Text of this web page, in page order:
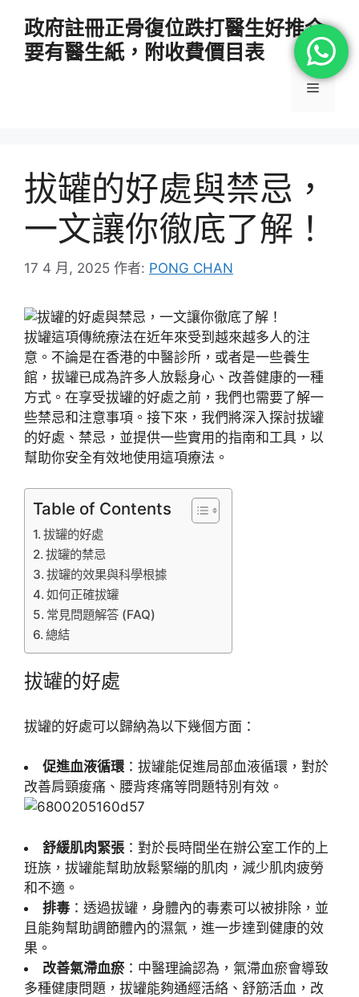
政府註冊正骨復位跌打醫生好推介
要有醫生紙，附收費價目表
選
拔罐的好處與禁忌，
一文讓你徹底了解！
17 4 月, 2025 作者: PONG CHAN
拔罐這項傳統療法在近年來受到越來越多人的注
意。不論是在香港的中醫診所，或者是一些養生
館，拔罐已成為許多人放鬆身心、改善健康的一種
方式。在享受拔罐的好處之前，我們也需要了解一
些禁忌和注意事項。接下來，我們將深入探討拔罐
的好處、禁忌，並提供一些實用的指南和工具，以
幫助你安全有效地使用這項療法。
Table of Contents
拔罐的好處
拔罐的禁忌
拔罐的效果與科學根據
如何正確拔罐
常見問題解答 (FAQ)
總結
拔罐的好處
拔罐的好處可以歸納為以下幾個方面：
促進血液循環 ：拔罐能促進局部血液循環，對於
改善肩頸痠痛、腰背疼痛等問題特別有效。
舒緩肌肉緊張 ：對於長時間坐在辦公室工作的上
班族，拔罐能幫助放鬆緊繃的肌肉，減少肌肉疲勞
和不適。
排毒 ：透過拔罐，身體內的毒素可以被排除，並
且能夠幫助調節體內的濕氣，進一步達到健康的效
果。
改善氣滯血瘀：中醫理論認為，氣滯血瘀會導致
多種健康問題，拔罐能夠通經活絡、舒筋活血，改